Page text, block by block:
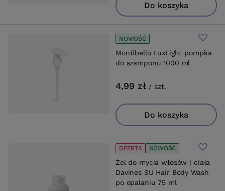
Do koszyka
Montibello LuxLight pompka
do szamponu 1000 ml
NOWOŚĆ
4,99 zł / szt.
Do koszyka
Żel do mycia włosów i ciała
Davines SU Hair Body Wash
po opalaniu 75 ml
OFERTA NOWOŚĆ